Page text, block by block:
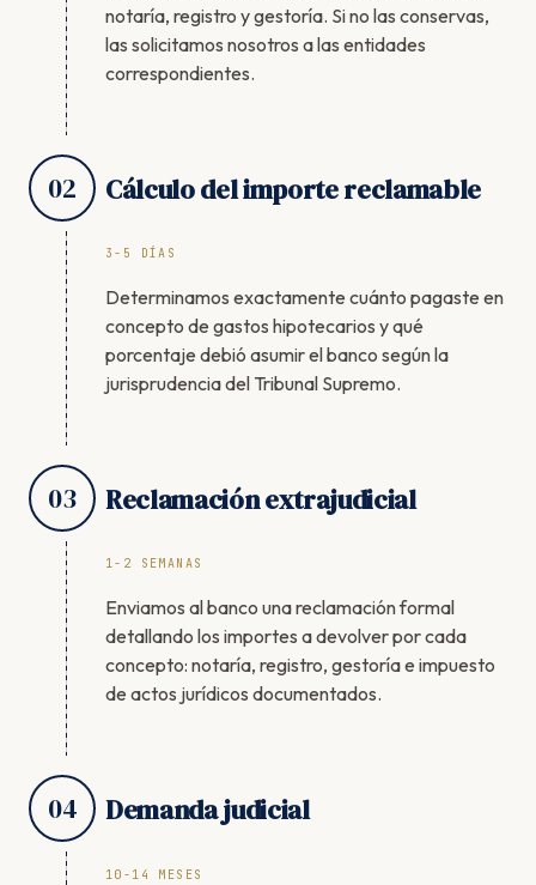
notaría, registro y gestoría. Si no las conservas,
las solicitamos nosotros a las entidades
correspondientes.
02 Cálculo del importe reclamable
3-5 DÍAS
Determinamos exactamente cuánto pagaste en
concepto de gastos hipotecarios y qué
porcentaje debió asumir el banco según la
jurisprudencia del Tribunal Supremo.
03 Reclamación extrajudicial
1-2 SEMANAS
Enviamos al banco una reclamación formal
detallando los importes a devolver por cada
concepto: notaría, registro, gestoría e impuesto
de actos jurídicos documentados.
04 Demanda judicial
10-14 MESES